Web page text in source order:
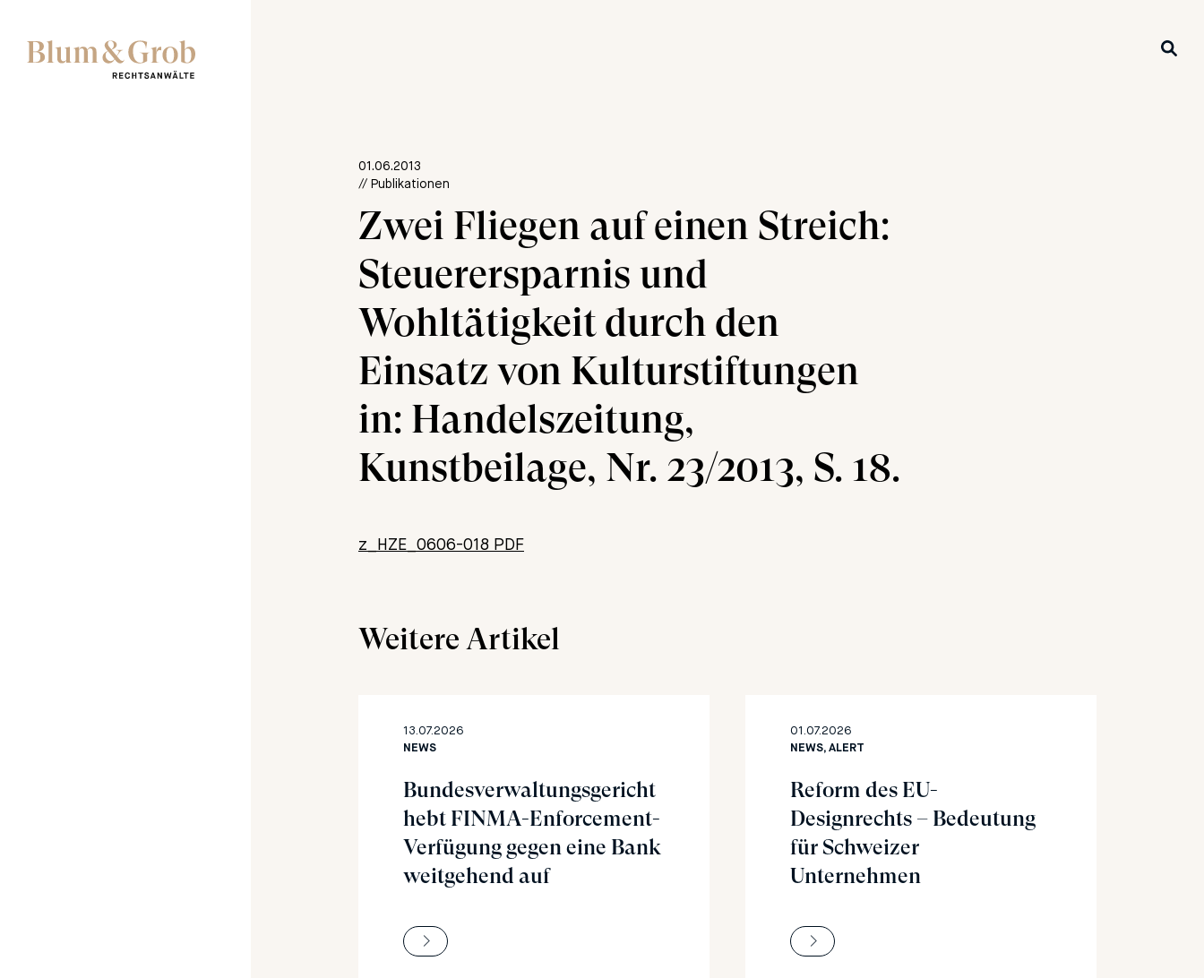
01.06.2013
// Publikationen
Zwei Fliegen auf einen Streich:
Steuerersparnis und
Wohltätigkeit durch den
Einsatz von Kulturstiftungen
in: Handelszeitung,
Kunstbeilage, Nr. 23/2013, S. 18.
z_HZE_0606-018 PDF
Weitere Artikel
13.07.2026
NEWS
Bundesverwaltungsgericht
hebt FINMA-Enforcement-
Verfügung gegen eine Bank
weitgehend auf
01.07.2026
NEWS, ALERT
Reform des EU-
Designrechts – Bedeutung
für Schweizer
Unternehmen